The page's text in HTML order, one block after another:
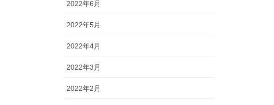
2022年6月
2022年5月
2022年4月
2022年3月
2022年2月